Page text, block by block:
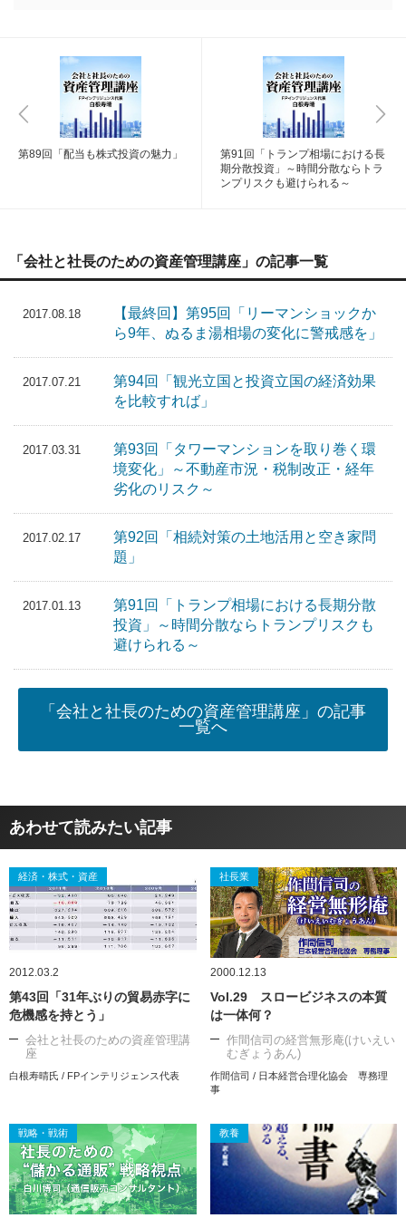
第89回「配当も株式投資の魅力」
第91回「トランプ相場における長
期分散投資」～時間分散ならトラ
ンプリスクも避けられる～
「会社と社長のための資産管理講座」の記事一覧
2017.08.18
【最終回】第95回「リーマンショックか
ら9年、ぬるま湯相場の変化に警戒感を」
2017.07.21
第94回「観光立国と投資立国の経済効果
を比較すれば」
2017.03.31
第93回「タワーマンションを取り巻く環
境変化」～不動産市況・税制改正・経年
劣化のリスク～
2017.02.17
第92回「相続対策の土地活用と空き家問
題」
2017.01.13
第91回「トランプ相場における長期分散
投資」～時間分散ならトランプリスクも
避けられる～
「会社と社長のための資産管理講座」の記事
一覧へ
あわせて読みたい記事
経済・株式・資産
2012.03.2
第43回「31年ぶりの貿易赤字に
危機感を持とう」
会社と社長のための資産管理講
座
白根寿晴氏 / FPインテリジェンス代表
社長業
2000.12.13
Vol.29 スロービジネスの本質
は一体何？
作間信司の経営無形庵(けいえい
むぎょうあん)
作間信司 / 日本経営合理化協会 専務理
事
戦略・戦術 教養